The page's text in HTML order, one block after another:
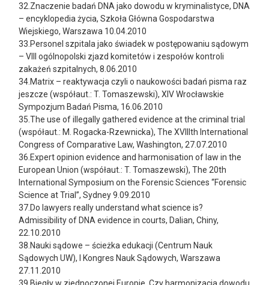
32.Znaczenie badań DNA jako dowodu w kryminalistyce, DNA
– encyklopedia życia, Szkoła Główna Gospodarstwa
Wiejskiego, Warszawa 10.04.2010
33.Personel szpitala jako świadek w postępowaniu sądowym
– VIII ogólnopolski zjazd komitetów i zespołów kontroli
zakażeń szpitalnych, 8.06.2010
34.Matrix – reaktywacja czyli o naukowości badań pisma raz
jeszcze (współaut.: T. Tomaszewski), XIV Wrocławskie
Sympozjum Badań Pisma, 16.06.2010
35.The use of illegally gathered evidence at the criminal trial
(współaut.: M. Rogacka-Rzewnicka), The XVIIIth International
Congress of Comparative Law, Washington, 27.07.2010
36.Expert opinion evidence and harmonisation of law in the
European Union (współaut.: T. Tomaszewski), The 20th
International Symposium on the Forensic Sciences “Forensic
Science at Trial”, Sydney 9.09.2010
37.Do lawyers really understand what science is?
Admissibility of DNA evidence in courts, Dalian, Chiny,
22.10.2010
38.Nauki sądowe – ścieżka edukacji (Centrum Nauk
Sądowych UW), I Kongres Nauk Sądowych, Warszawa
27.11.2010